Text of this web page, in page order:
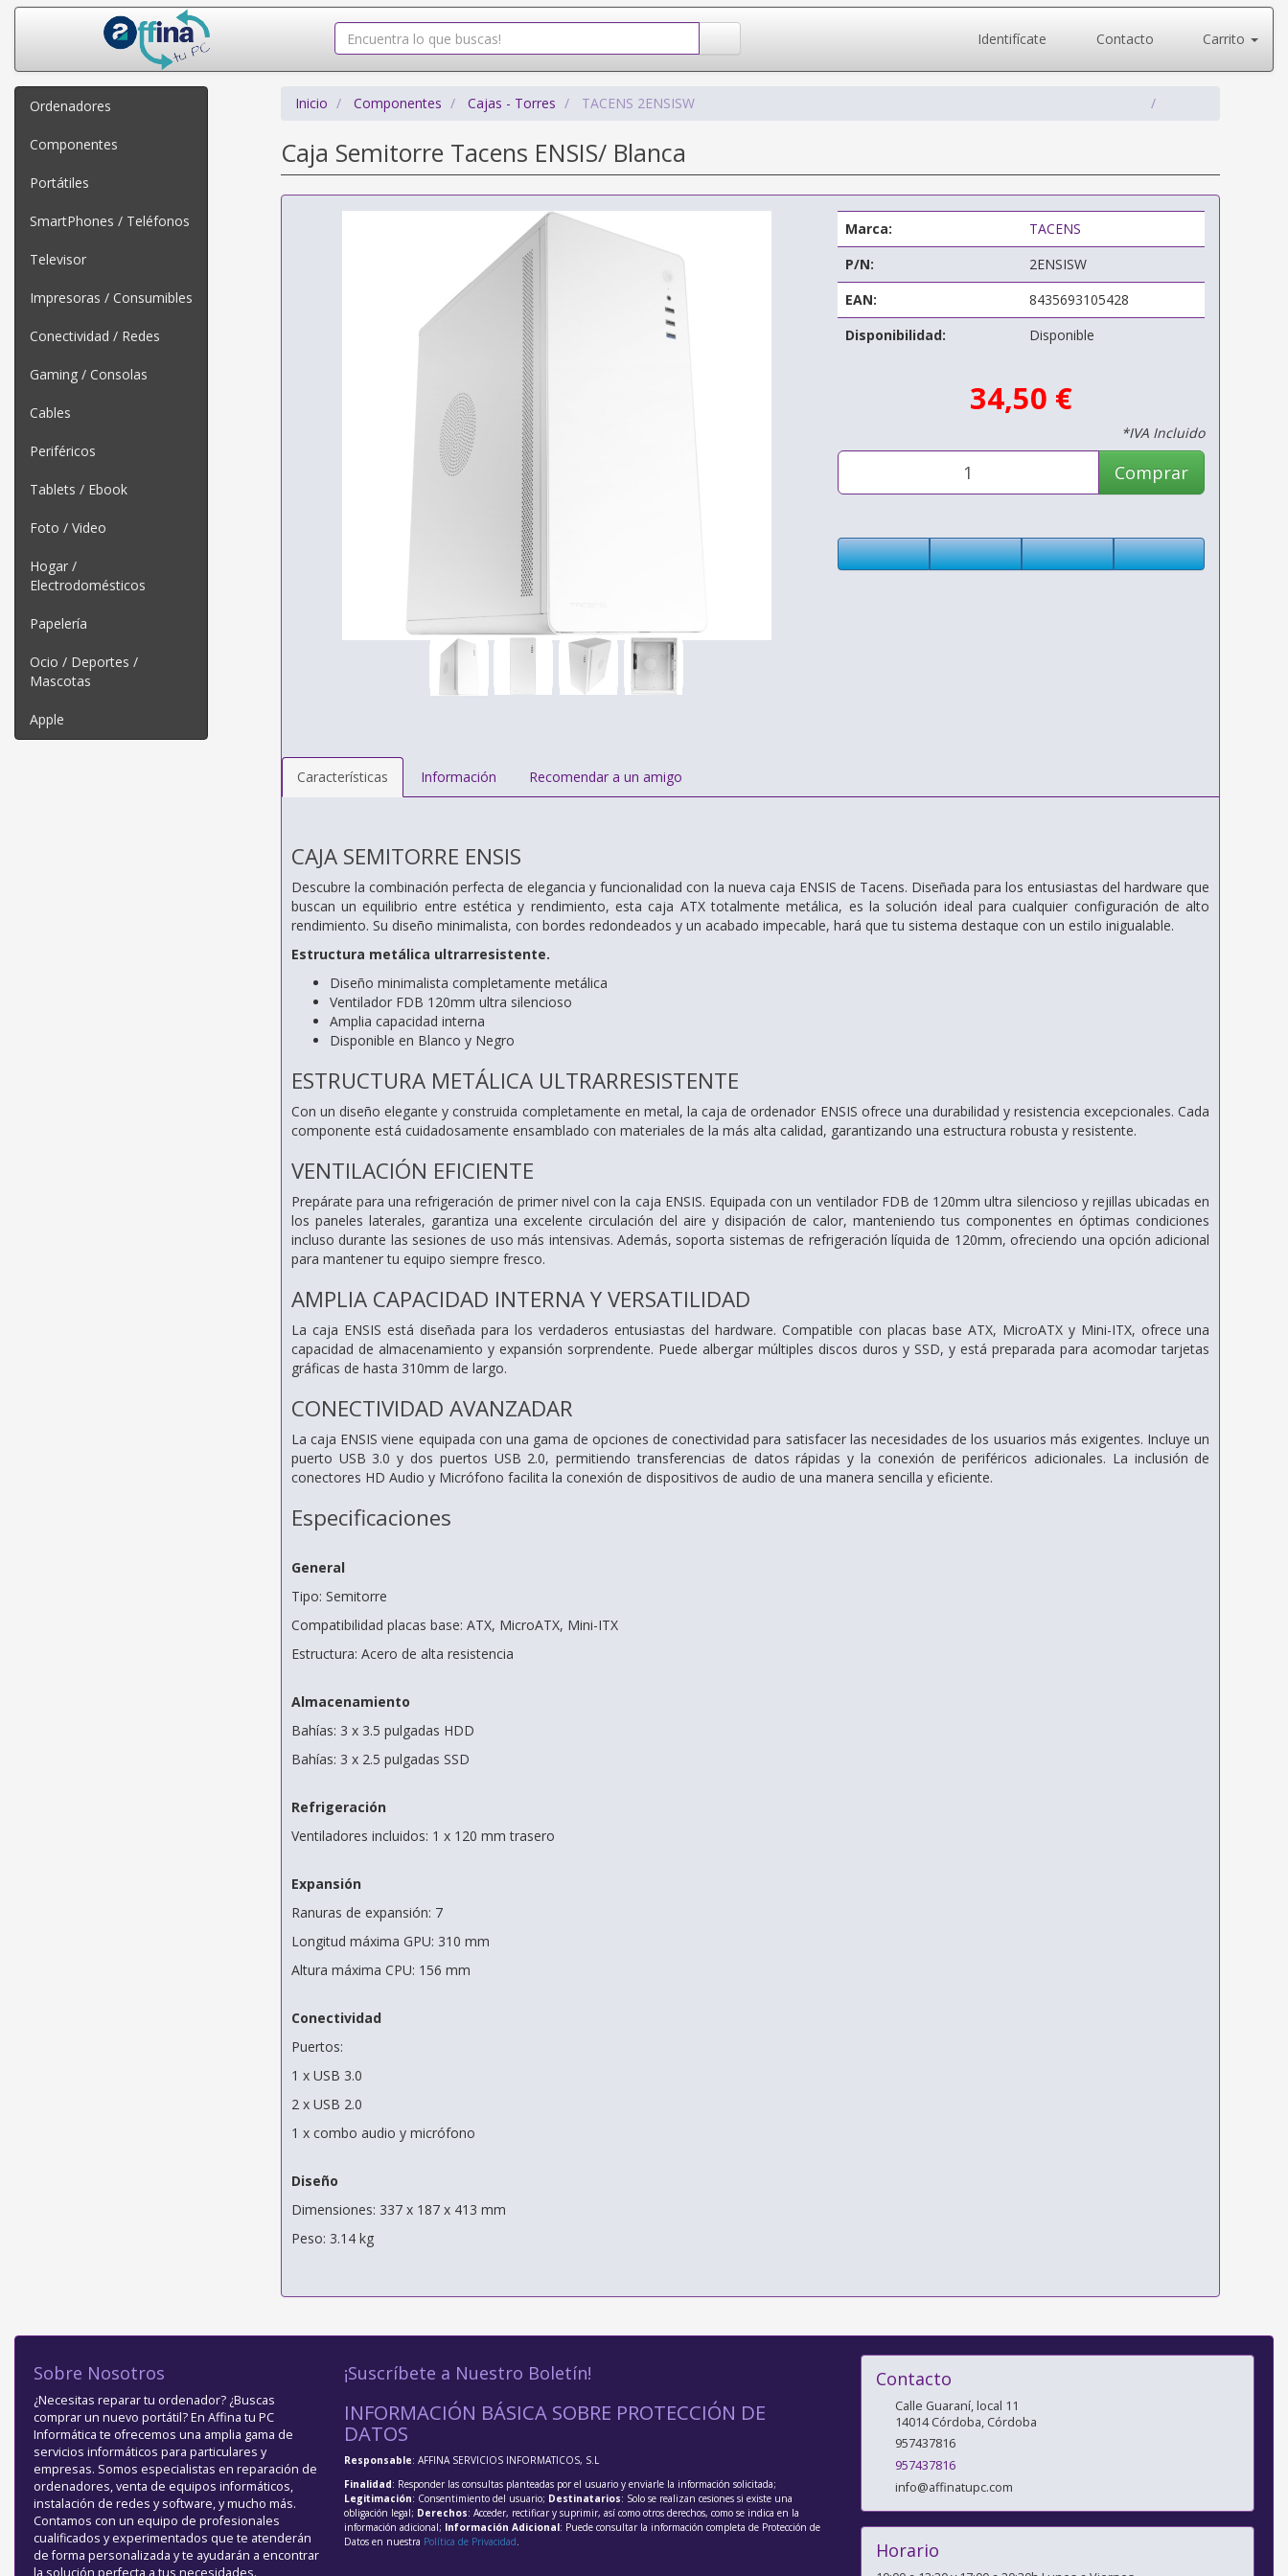
Identifícate Contacto Carrito
Ordenadores
Componentes
Portátiles
SmartPhones / Teléfonos
Televisor
Impresoras / Consumibles
Conectividad / Redes
Gaming / Consolas
Cables
Periféricos
Tablets / Ebook
Foto / Video
Hogar /
Electrodomésticos
Papelería
Ocio / Deportes /
Mascotas
Apple
Inicio Componentes Cajas - Torres TACENS 2ENSISW
Caja Semitorre Tacens ENSIS/ Blanca
Marca:
TACENS
P/N:
2ENSISW
EAN:
8435693105428
Disponibilidad:
Disponible
34,50 €
*IVA Incluido
Comprar
Características Información Recomendar a un amigo
CAJA SEMITORRE ENSIS
Descubre la combinación perfecta de elegancia y funcionalidad con la nueva caja ENSIS de Tacens. Diseñada para los entusiastas del hardware que
buscan un equilibrio entre estética y rendimiento, esta caja ATX totalmente metálica, es la solución ideal para cualquier configuración de alto
rendimiento. Su diseño minimalista, con bordes redondeados y un acabado impecable, hará que tu sistema destaque con un estilo inigualable.
Estructura metálica ultrarresistente.
Diseño minimalista completamente metálica
Ventilador FDB 120mm ultra silencioso
Amplia capacidad interna
Disponible en Blanco y Negro
ESTRUCTURA METÁLICA ULTRARRESISTENTE
Con un diseño elegante y construida completamente en metal, la caja de ordenador ENSIS ofrece una durabilidad y resistencia excepcionales. Cada
componente está cuidadosamente ensamblado con materiales de la más alta calidad, garantizando una estructura robusta y resistente.
VENTILACIÓN EFICIENTE
Prepárate para una refrigeración de primer nivel con la caja ENSIS. Equipada con un ventilador FDB de 120mm ultra silencioso y rejillas ubicadas en
los paneles laterales, garantiza una excelente circulación del aire y disipación de calor, manteniendo tus componentes en óptimas condiciones
incluso durante las sesiones de uso más intensivas. Además, soporta sistemas de refrigeración líquida de 120mm, ofreciendo una opción adicional
para mantener tu equipo siempre fresco.
AMPLIA CAPACIDAD INTERNA Y VERSATILIDAD
La caja ENSIS está diseñada para los verdaderos entusiastas del hardware. Compatible con placas base ATX, MicroATX y Mini-ITX, ofrece una
capacidad de almacenamiento y expansión sorprendente. Puede albergar múltiples discos duros y SSD, y está preparada para acomodar tarjetas
gráficas de hasta 310mm de largo.
CONECTIVIDAD AVANZADAR
La caja ENSIS viene equipada con una gama de opciones de conectividad para satisfacer las necesidades de los usuarios más exigentes. Incluye un
puerto USB 3.0 y dos puertos USB 2.0, permitiendo transferencias de datos rápidas y la conexión de periféricos adicionales. La inclusión de
conectores HD Audio y Micrófono facilita la conexión de dispositivos de audio de una manera sencilla y eficiente.
Especificaciones
General
Tipo: Semitorre
Compatibilidad placas base: ATX, MicroATX, Mini-ITX
Estructura: Acero de alta resistencia
Almacenamiento
Bahías: 3 x 3.5 pulgadas HDD
Bahías: 3 x 2.5 pulgadas SSD
Refrigeración
Ventiladores incluidos: 1 x 120 mm trasero
Expansión
Ranuras de expansión: 7
Longitud máxima GPU: 310 mm
Altura máxima CPU: 156 mm
Conectividad
Puertos:
1 x USB 3.0
2 x USB 2.0
1 x combo audio y micrófono
Diseño
Dimensiones: 337 x 187 x 413 mm
Peso: 3.14 kg
Sobre Nosotros
¿Necesitas reparar tu ordenador? ¿Buscas
comprar un nuevo portátil? En Affina tu PC
Informática te ofrecemos una amplia gama de
servicios informáticos para particulares y
empresas. Somos especialistas en reparación de
ordenadores, venta de equipos informáticos,
instalación de redes y software, y mucho más.
Contamos con un equipo de profesionales
cualificados y experimentados que te atenderán
de forma personalizada y te ayudarán a encontrar
¡Suscríbete a Nuestro Boletín!
INFORMACIÓN BÁSICA SOBRE PROTECCIÓN DE
DATOS
Responsable: AFFINA SERVICIOS INFORMATICOS, S.L
Finalidad: Responder las consultas planteadas por el usuario y enviarle la información solicitada;
Legitimación: Consentimiento del usuario; Destinatarios: Solo se realizan cesiones si existe una
obligación legal; Derechos: Acceder, rectificar y suprimir, así como otros derechos, como se indica en la
información adicional; Información Adicional: Puede consultar la información completa de Protección de
Datos en nuestra Política de Privacidad.
Contacto
Calle Guaraní, local 11
14014 Córdoba, Córdoba
957437816
957437816
info@affinatupc.com
Horario